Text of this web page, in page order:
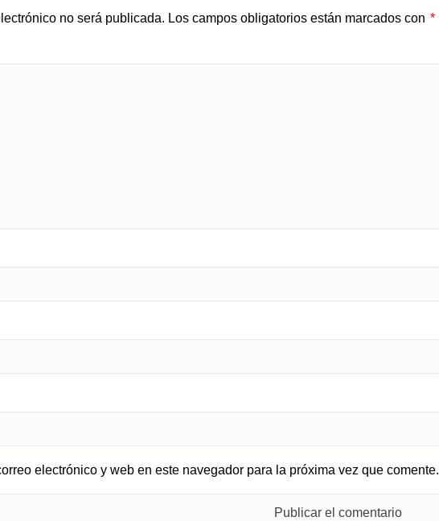
no será publicada. Los campos obligatorios están marcados con *
electrónico y web en este navegador para la próxima vez que comente.